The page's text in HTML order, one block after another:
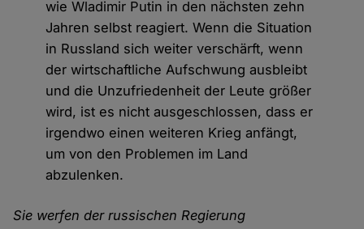
wie Wladimir Putin in den nächsten zehn
Jahren selbst reagiert. Wenn die Situation
in Russland sich weiter verschärft, wenn
der wirtschaftliche Aufschwung ausbleibt
und die Unzufriedenheit der Leute größer
wird, ist es nicht ausgeschlossen, dass er
irgendwo einen weiteren Krieg anfängt,
um von den Problemen im Land
abzulenken.
Sie werfen der russischen Regierung